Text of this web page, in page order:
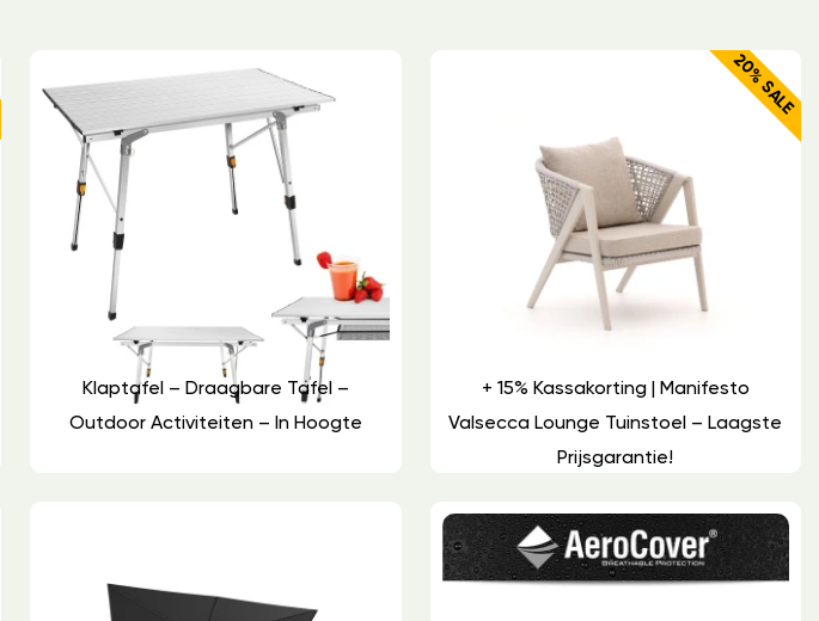
Klaptafel – Draagbare Tafel –
Outdoor Activiteiten – In Hoogte
20% SALE
+ 15% Kassakorting | Manifesto
Valsecca Lounge Tuinstoel – Laagste
Prijsgarantie!